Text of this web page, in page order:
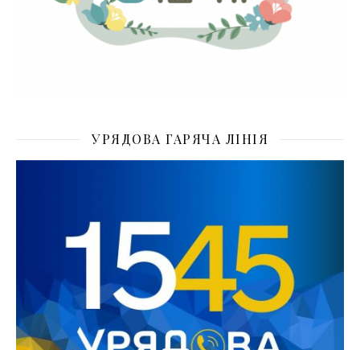
УРЯДОВА ГАРЯЧА ЛІНІЯ